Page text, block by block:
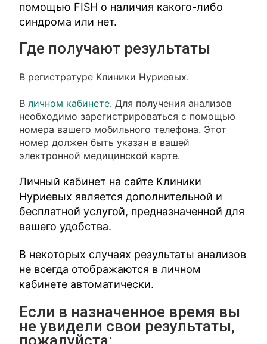
помощью FISH о наличия какого-либо
синдрома или нет.
Где получают результаты
В регистратуре Клиники Нуриевых.
Вличном кабинете. Для получения анализов
необходимо зарегистрироваться с помощью
номера вашего мобильного телефона. Этот
номер должен быть указан в вашей
электронной медицинской карте.
Личный кабинет на сайте Клиники
Нуриевых является дополнительной и
бесплатной услугой, предназначенной для
вашего удобства.
В некоторых случаях результаты анализов
не всегда отображаются в личном
кабинете автоматически.
Если в назначенное время вы
не увидели свои результаты,
пожалуйста: